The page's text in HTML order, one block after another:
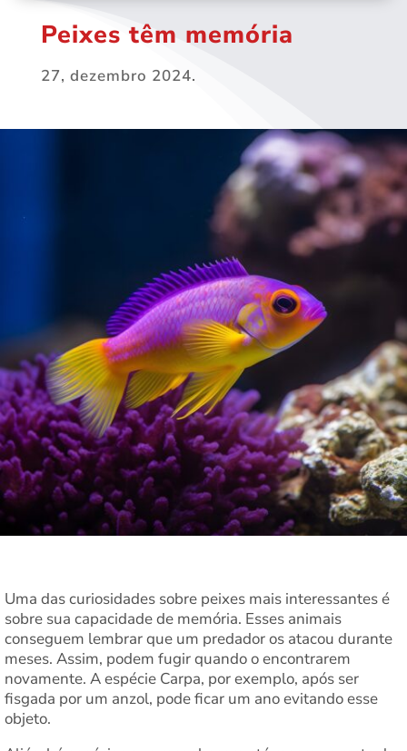
Peixes têm memória
27, dezembro 2024.
Uma das curiosidades sobre peixes mais interessantes é
sobre sua capacidade de memória. Esses animais
conseguem lembrar que um predador os atacou durante
meses. Assim, podem fugir quando o encontrarem
novamente. A espécie Carpa, por exemplo, após ser
fisgada por um anzol, pode ficar um ano evitando esse
objeto.